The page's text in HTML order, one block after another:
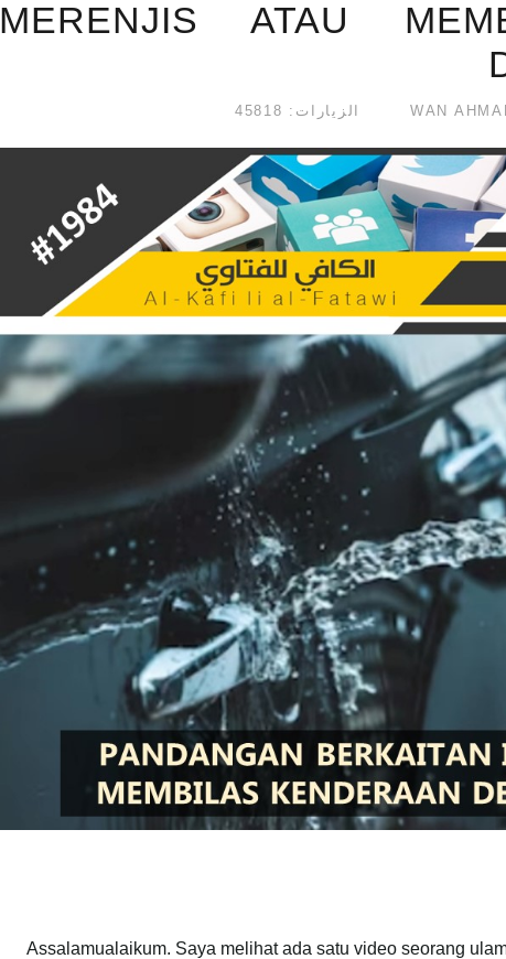
MERENJIS ATAU
الزيارات: 45818
Assalamualaikum. Saya melihat ada satu video seorang